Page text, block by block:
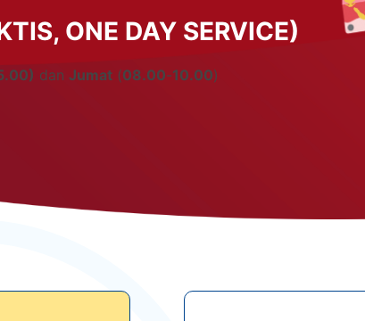
ONE DAY SERVICE)
dan Jumat (08.00-10.00)